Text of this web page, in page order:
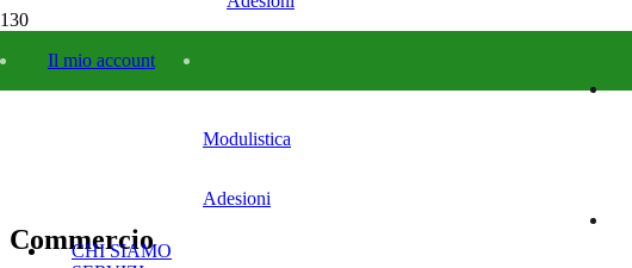
Il mio account
Modulistica
Adesioni
CHI SIAMO
Commercio